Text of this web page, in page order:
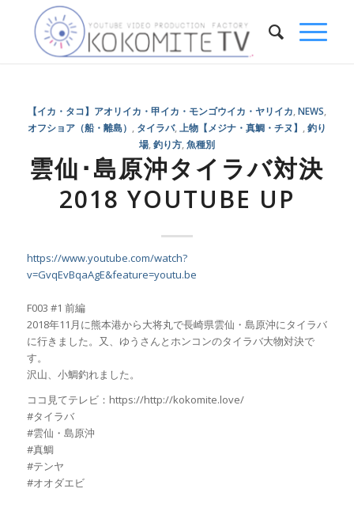
【イカ・タコ】アオリイカ・甲イカ・モンゴウイカ・ヤリイカ NEWS
オフショア（船・離島）
タイラバ, 上物【メジナ・真鯛・チヌ】
釣り
場, 釣り方, 魚種別
雲仙･島原沖タイラバ対決
2018 YOUTUBE UP
https://www.youtube.com/watch?
v=GvqEvBqaAgE&feature=youtu.be
F003 #1 前編
2018年11月に熊本港から大将丸で長崎県雲仙・島原沖にタイラバ
に行きました。又、ゆうさんとホンコンのタイラバ大物対決で
す。
沢山、小鯛釣れました。
ココ見てテレビ：https://http://kokomite.love/
#タイラバ
#雲仙・島原沖
#真鯛
#テンヤ
#オオダエビ